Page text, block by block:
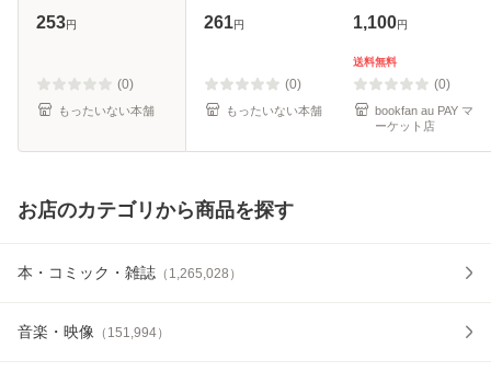
ス） / 水無月 すう
送料無料】
253円
(0)
もったいない本舗
[文庫]【メール便送
261円
(0)
もったいない本舗
1,100円
送料無料
(0)
bookfan au PAY マ
ーケット店
お店のカテゴリから商品を探す
本・コミック・雑誌 （ 1,265,028 ）
音楽・映像 （ 151,994）